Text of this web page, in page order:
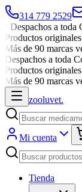
314 779 2529
Despachos a toda
Productos
Más de 90 marcas
Despachos a toda
Productos
Más de 90 marcas
zooluvet.
Mi cuenta
Tienda